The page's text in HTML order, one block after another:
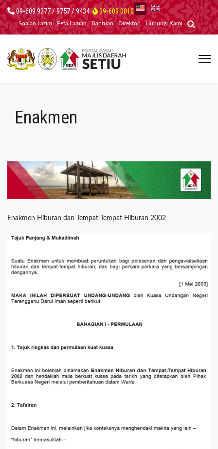
09-609 9377 / 9757 / 9434 09-609 0010
Soalan Lazim Peta Laman Bantuan Direktori Hubungi Kami
Enakmen
Enakmen Hiburan dan Tempat-Tempat Hiburan 2002